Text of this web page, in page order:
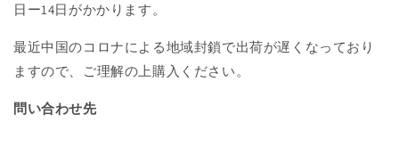
日ー14日がかかります。
最近中国のコロナによる地域封鎖で出荷が遅くなっており
ますので、ご理解の上購入ください。
問い合わせ先